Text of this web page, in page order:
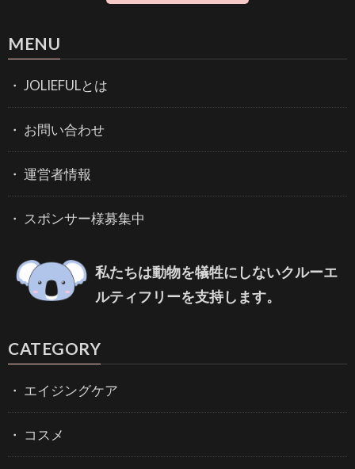
MENU
JOLIEFULとは
お問い合わせ
運営者情報
スポンサー様募集中
私たちは動物を犠牲にしないクルーエ
ルティフリーを支持します。
CATEGORY
エイジングケア
コスメ